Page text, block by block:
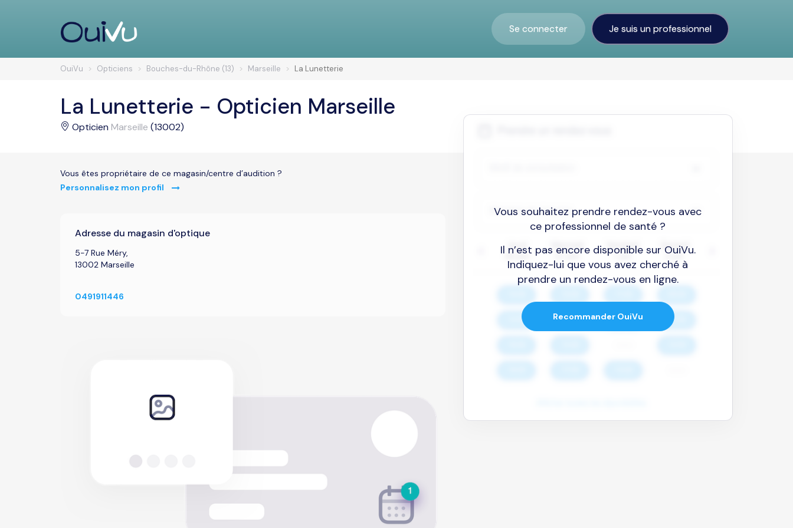
Se connecter Je suis un professionnel
OuiVu Opticiens Bouches-du-Rhône (13) Marseille La Lunetterie
La Lunetterie - Opticien Marseille
Opticien Marseille (13002)
Vous souhaitez prendre rendez-vous avec
ce professionnel de santé ?
Il n’est pas encore disponible sur OuiVu.
Indiquez-lui que vous avez cherché à
prendre un rendez-vous en ligne.
Recommander OuiVu
Vous êtes propriétaire de ce magasin/centre d’audition ?
Personnalisez mon profil
Adresse du magasin d'optique
5-7 Rue Méry,
13002 Marseille
0491911446